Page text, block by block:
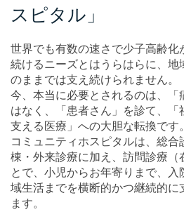
スピタル」
世界でも有数の速さで少子高齢化
続けるニーズとはうらはらに、地
のままでは支え続けられません。
今、本当に必要とされるのは、「
はなく、「患者さん」を診て、「
支える医療」への大胆な転換です。
コミュニティホスピタルは、総合
棟・外来診療に加え、訪問診療（
とで、小児からお年寄りまで、
域生活までを横断的かつ継続的に
ます。